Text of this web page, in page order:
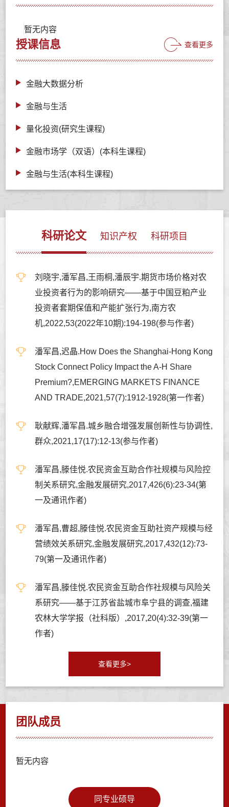
暂无内容
授课信息 查看更多
金融大数据分析
金融与生活
量化投资(研究生课程)
金融市场学（双语）(本科生课程)
金融与生活(本科生课程)
科研论文 知识产权 科研项目
刘晓宇,潘军昌,王雨桐,潘辰宇.期货市场价格对农
业投资者行为的影响研究——基于中国豆粕产业
投资者套期保值和产能扩张行为,南方农
机,2022,53(2022年10期):194-198(参与作者)
潘军昌,迟晶.How Does the Shanghai-Hong Kong
Stock Connect Policy Impact the A-H Share
Premium?,EMERGING MARKETS FINANCE
AND TRADE,2021,57(7):1912-1928(第一作者)
耿献辉,潘军昌.城乡融合增强发展创新性与协调性,
群众,2021,17(17):12-13(参与作者)
潘军昌,滕佳悦.农民资金互助合作社规模与风险控
制关系研究,金融发展研究,2017,426(6):23-34(第
一及通讯作者)
潘军昌,曹超,滕佳悦.农民资金互助社资产规模与经
营绩效关系研究,金融发展研究,2017,432(12):73-
79(第一及通讯作者)
潘军昌,滕佳悦.农民资金互助合作社规模与风险关
系研究——基于江苏省盐城市阜宁县的调查,福建
农林大学学报（社科版）,2017,20(4):32-39(第一
作者)
查看更多>
团队成员
暂无内容
同专业硕导